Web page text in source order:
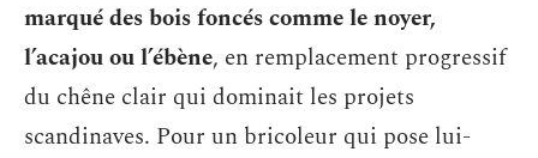
marqué des bois foncés comme le noyer,
l’acajou ou l’ébène, en remplacement progressif
du chêne clair qui dominait les projets
scandinaves. Pour un bricoleur qui pose lui-